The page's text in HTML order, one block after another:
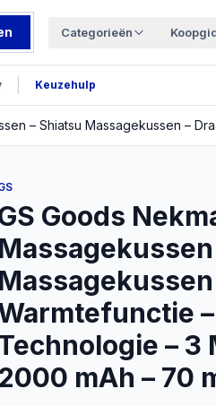
Categorieën
Keuzehulp
Goods
– 3
2000 mAh – 70